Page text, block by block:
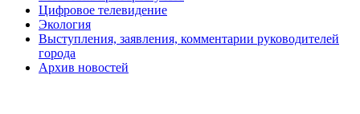
Цифровое телевидение
Экология
Выступления, заявления, комментарии руководителей
города
Архив новостей